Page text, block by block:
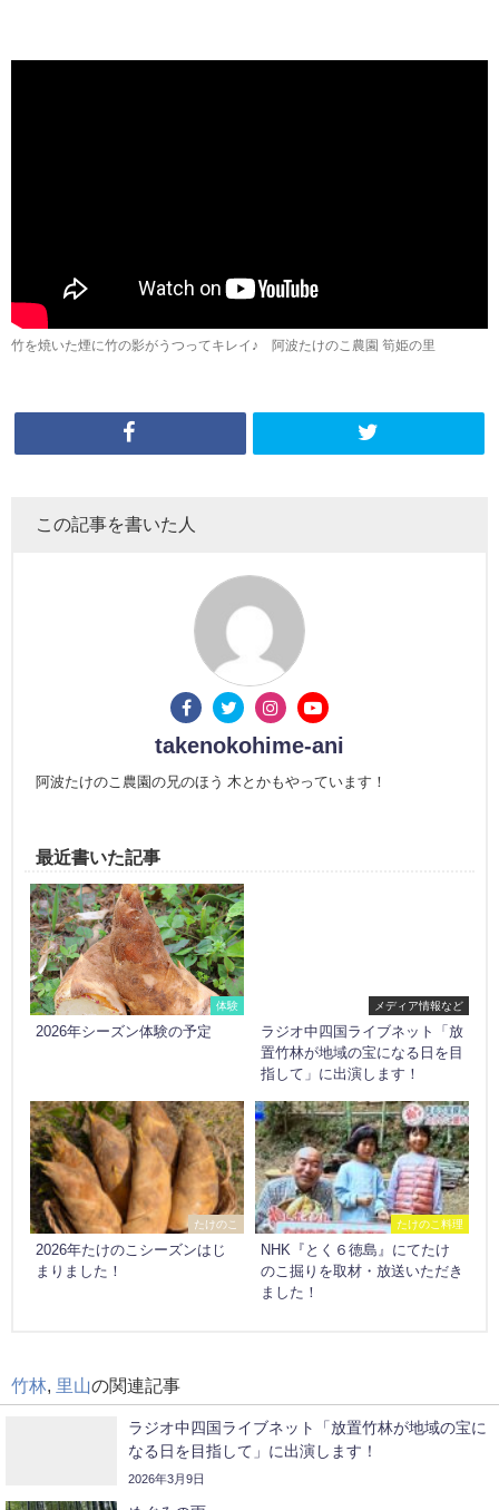
竹を焼いた煙に竹の影がうつってキレイ♪ 阿波たけのこ農園 筍姫の里
この記事を書いた人
takenokohime-ani
阿波たけのこ農園の兄のほう 木とかもやっています！
最近書いた記事
体験
2026年シーズン体験の予定
メディア情報など
ラジオ中四国ライブネット「放
置竹林が地域の宝になる日を目
指して」に出演します！
たけのこ
2026年たけのこシーズンはじ
まりました！
たけのこ料理
NHK『とく６徳島』にてたけ
のこ掘りを取材・放送いただき
ました！
竹林 里山の関連記事
ラジオ中四国ライブネット「放置竹林が地域の宝に
なる日を目指して」に出演します！
2026年3月9日